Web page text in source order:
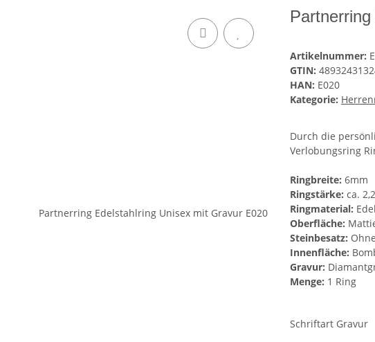
Artikelnummer:
GTIN:
HAN: E020
Kategorie:
Durch die
Verlobungsring
Ringbreite: 6mm
Ringstärke: ca.
Ringmaterial:
Oberfläche:
Steinbesatz:
Innenfläche:
Gravur:
Menge: 1 Ring
Schriftart Gravur